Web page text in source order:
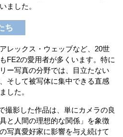
ました。
ち
レックス・ウェッブなど、20世
FE2の愛用者が多くいます。特に
ー写真の分野では、目立たない
そして被写体に集中できる直感
した。
撮影した作品は、単にカメラの良
と人間の理想的な関係」を象徴
写真愛好家に影響を与え続けて